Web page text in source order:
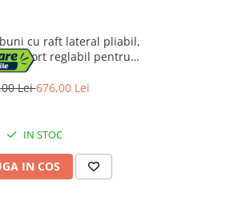
cu raft lateral pliabil,
suport reglabil pentru
108x60x95 cm,
negru
Lei676,00 Lei
IN STOC
IN COS